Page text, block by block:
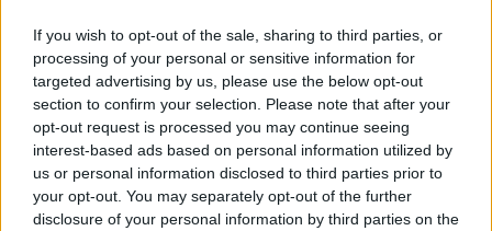
If you wish to opt-out of the sale, sharing to third parties, or
processing of your personal or sensitive information for
targeted advertising by us, please use the below opt-out
section to confirm your selection. Please note that after your
opt-out request is processed you may continue seeing
interest-based ads based on personal information utilized by
us or personal information disclosed to third parties prior to
your opt-out. You may separately opt-out of the further
disclosure of your personal information by third parties on the
sede
Crimini a passo di danza
Chiude i battenti la Festa del 3 Maggio
cascianese
Alunni sul bus per scoprire la città
L'italiano all'estero, Robustelli in Giappone